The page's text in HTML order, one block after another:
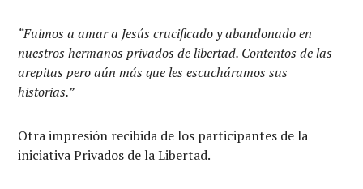
“Fuimos a amar a Jesús crucificado y abandonado en
nuestros hermanos privados de libertad. Contentos de las
arepitas pero aún más que les escucháramos sus
historias.”
Otra impresión recibida de los participantes de la
iniciativa Privados de la Libertad.